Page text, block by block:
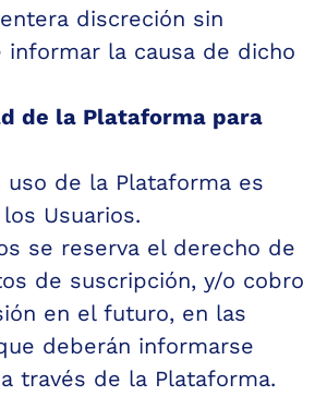
discreción sin
informar la causa de dicho
de la Plataforma para
uso de la Plataforma es
Usuarios.
se reserva el derecho de
de suscripción, y/o cobro
en el futuro, en las
deberán informarse
través de la Plataforma.